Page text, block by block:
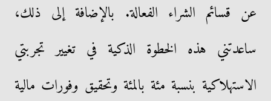
عن قسائم الشراء الفعالة. بالإضافة إلى ذلك،
ساعدتني هذه الخطوة الذكية في تغيير تجربتي
الاستهلاكية بنسبة مئة بالمئة وتحقيق وفورات مالية